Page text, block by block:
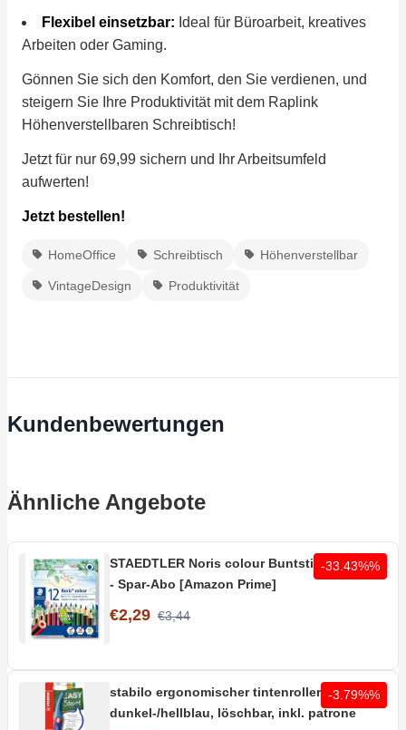
Flexibel einsetzbar: Ideal für Büroarbeit, kreatives
Arbeiten oder Gaming.
Gönnen Sie sich den Komfort, den Sie verdienen, und
steigern Sie Ihre Produktivität mit dem Raplink
Höhenverstellbaren Schreibtisch!
Jetzt für nur 69,99 sichern und Ihr Arbeitsumfeld
aufwerten!
Jetzt bestellen!
HomeOffice Schreibtisch Höhenverstellbar
VintageDesign Produktivität
Kundenbewertungen
Ähnliche Angebote
STAEDTLER Noris colour Buntstifte 12 Stifte
- Spar-Abo [Amazon Prime]
€2,29 €3,44
-33.43%%
stabilo ergonomischer tintenroller rechts in
dunkel-/hellblau, löschbar, inkl. patrone
-3.79%%